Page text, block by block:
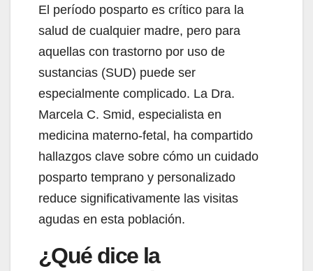
El período posparto es crítico para la
salud de cualquier madre, pero para
aquellas con trastorno por uso de
sustancias (SUD) puede ser
especialmente complicado. La Dra.
Marcela C. Smid, especialista en
medicina materno-fetal, ha compartido
hallazgos clave sobre cómo un cuidado
posparto temprano y personalizado
reduce significativamente las visitas
agudas en esta población.
¿Qué dice la